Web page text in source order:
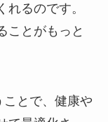
るのです。
ことがもっと
とで、健康や